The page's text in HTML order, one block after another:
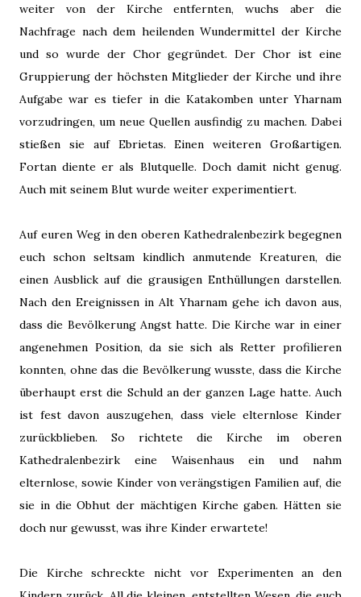
weiter von der Kirche entfernten, wuchs aber die
Nachfrage nach dem heilenden Wundermittel der Kirche
und so wurde der Chor gegründet. Der Chor ist eine
Gruppierung der höchsten Mitglieder der Kirche und ihre
Aufgabe war es tiefer in die Katakomben unter Yharnam
vorzudringen, um neue Quellen ausfindig zu machen. Dabei
stießen sie auf Ebrietas. Einen weiteren Großartigen.
Fortan diente er als Blutquelle. Doch damit nicht genug.
Auch mit seinem Blut wurde weiter experimentiert.
Auf euren Weg in den oberen Kathedralenbezirk begegnen
euch schon seltsam kindlich anmutende Kreaturen, die
einen Ausblick auf die grausigen Enthüllungen darstellen.
Nach den Ereignissen in Alt Yharnam gehe ich davon aus,
dass die Bevölkerung Angst hatte. Die Kirche war in einer
angenehmen Position, da sie sich als Retter profilieren
konnten, ohne das die Bevölkerung wusste, dass die Kirche
überhaupt erst die Schuld an der ganzen Lage hatte. Auch
ist fest davon auszugehen, dass viele elternlose Kinder
zurückblieben. So richtete die Kirche im oberen
Kathedralenbezirk eine Waisenhaus ein und nahm
elternlose, sowie Kinder von verängstigen Familien auf, die
sie in die Obhut der mächtigen Kirche gaben. Hätten sie
doch nur gewusst, was ihre Kinder erwartete!
Die Kirche schreckte nicht vor Experimenten an den